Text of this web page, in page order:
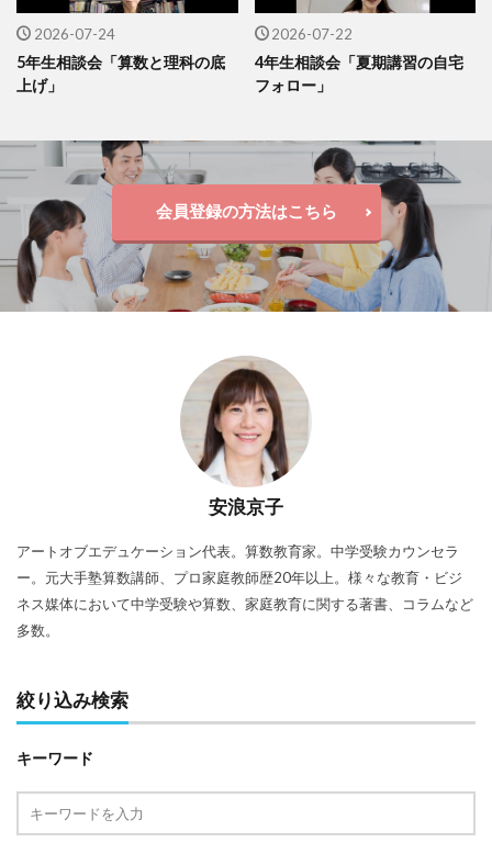
2026-07-24
5年生相談会「算数と理科の底
上げ」
2026-07-22
4年生相談会「夏期講習の自宅
フォロー」
会員登録の方法はこちら
安浪京子
アートオブエデュケーション代表。算数教育家。中学受験カウンセラ
ー。元大手塾算数講師、プロ家庭教師歴20年以上。様々な教育・ビジ
ネス媒体において中学受験や算数、家庭教育に関する著書、コラムなど
多数。
絞り込み検索
キーワード